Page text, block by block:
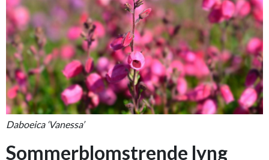
Daboeica ‘Vanessa’
Sommerblomstrende lyng